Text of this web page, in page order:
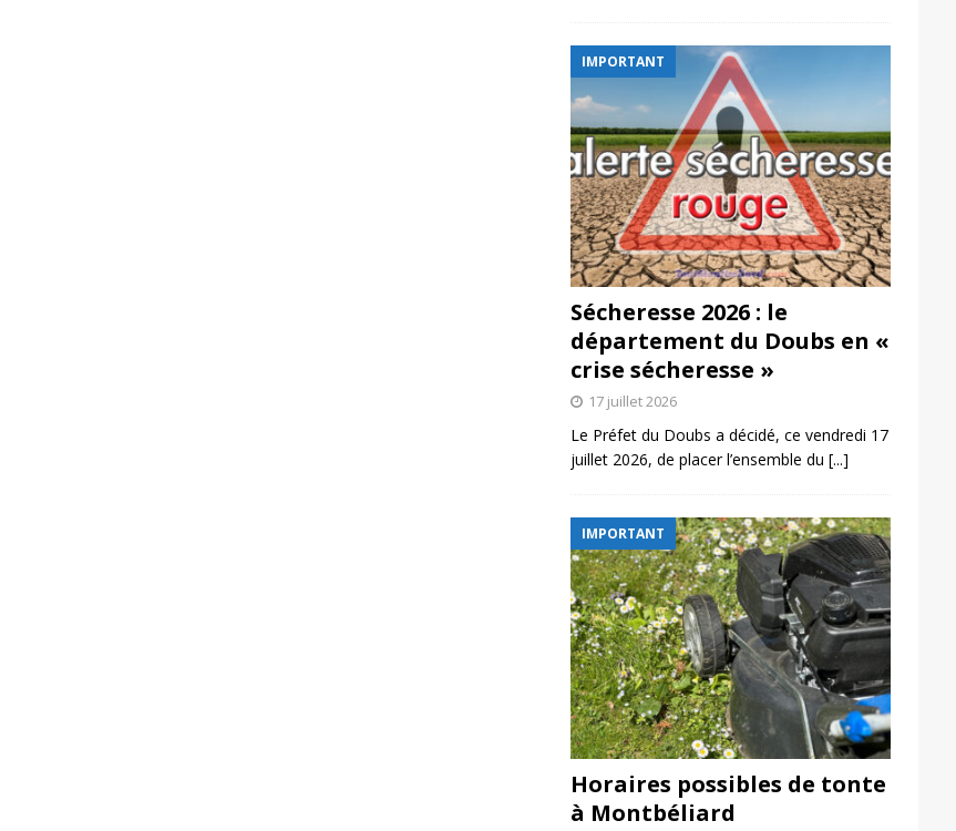
IMPORTANT
Sécheresse 2026 : le
département du Doubs en «
crise sécheresse »
17 juillet 2026
Le Préfet du Doubs a décidé, ce vendredi 17
juillet 2026, de placer l’ensemble du [...]
IMPORTANT
Horaires possibles de tonte
à Montbéliard